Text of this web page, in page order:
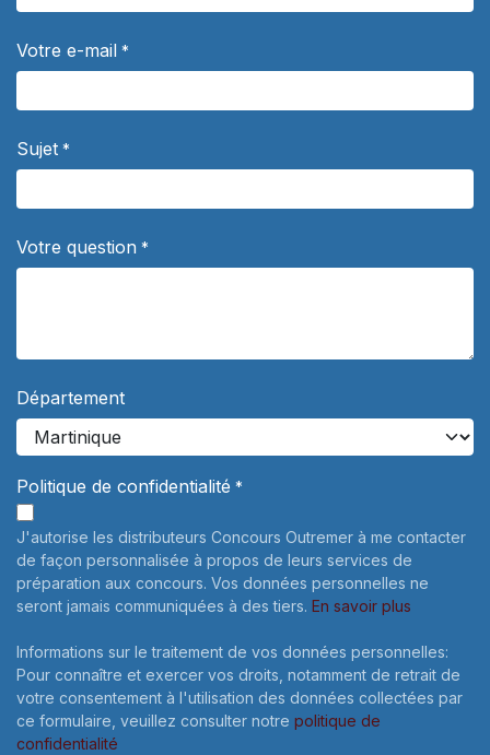
Votre e-mail *
Sujet *
Votre question *
Département
Politique de confidentialité *
J'autorise les distributeurs Concours Outremer à me contacter
de façon personnalisée à propos de leurs services de
préparation aux concours. Vos données personnelles ne
seront jamais communiquées à des tiers. En savoir plus
Informations sur le traitement de vos données personnelles:
Pour connaître et exercer vos droits, notamment de retrait de
votre consentement à l'utilisation des données collectées par
ce formulaire, veuillez consulter notre politique de
confidentialité